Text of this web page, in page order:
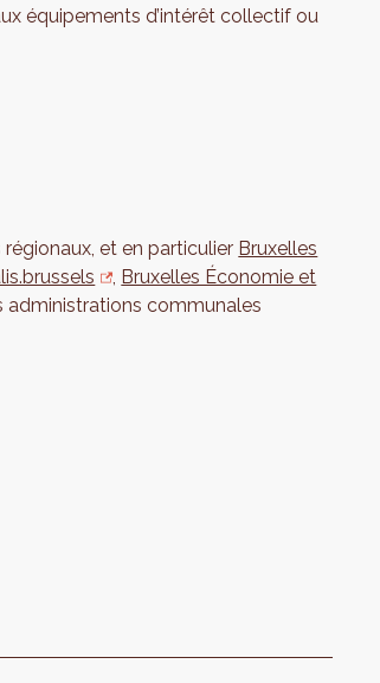
équipements d’intérêt collectif ou
et en particulier Bruxelles
, Bruxelles Économie et
administrations communales